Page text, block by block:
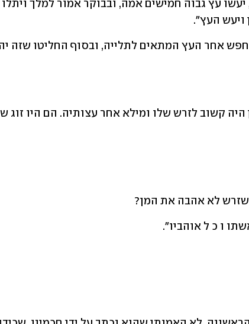
ויעש העץ".
שזרש לא אהבה את המן?
ו כ ל אוהביו".